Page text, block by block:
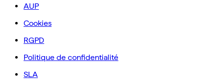
AUP
Cookies
RGPD
Politique de confidentialité
SLA